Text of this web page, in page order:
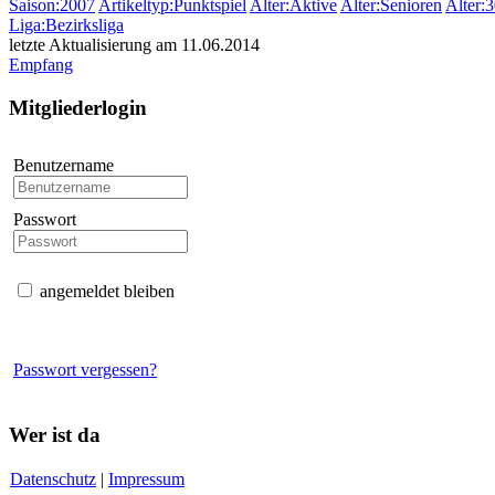
Saison:2007 Artikeltyp:Punktspiel Alter:Aktive Alter:Senioren
Liga:Bezirksliga
letzte Aktualisierung am 11.06.2014
Empfang
Mitgliederlogin
Benutzername
Passwort
angemeldet bleiben
Passwort vergessen?
Wer ist da
Datenschutz | Impressum